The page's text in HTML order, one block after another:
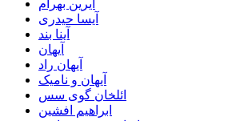
آیرین بهرام
آیسا حیدری
آینا بند
آیهان
آیهان راد
آیهان و نامیک
ائلخان گوی سس
ابراهیم افشین